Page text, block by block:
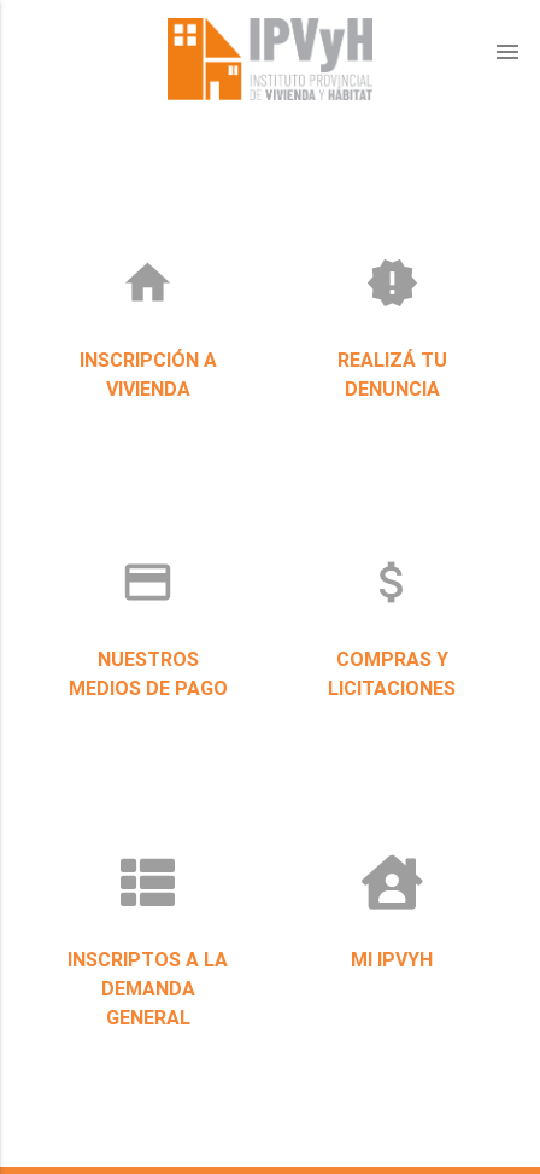
menu
home
INSCRIPCIÓN A
VIVIENDA
new_releases
REALIZÁ TU
DENUNCIA
credit_card
NUESTROS
MEDIOS DE PAGO
attach_money
COMPRAS Y
LICITACIONES
INSCRIPTOS A LA
DEMANDA
GENERAL
MI IPVYH